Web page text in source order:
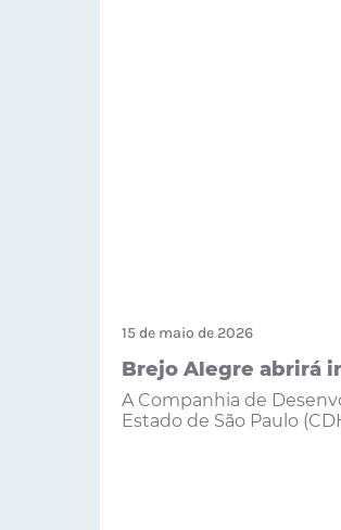
15 de maio de 2026
Brejo Alegre abrirá
A Companhia de
Estado de São Paulo